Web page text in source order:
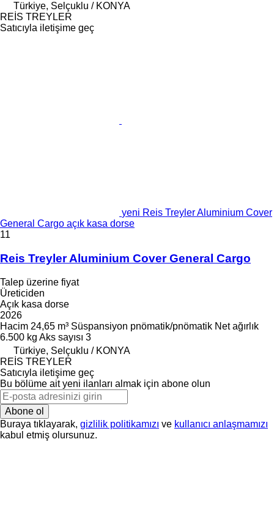
Türkiye, Selçuklu / KONYA
REİS TREYLER
Satıcıyla iletişime geç
yeni Reis Treyler Aluminium Cover
General Cargo açık kasa dorse
11
Reis Treyler Aluminium Cover General Cargo
Talep üzerine fiyat
Üreticiden
Açık kasa dorse
2026
Hacim 24,65 m³ Süspansiyon pnömatik/pnömatik Net ağırlık
6.500 kg Aks sayısı 3
Türkiye, Selçuklu / KONYA
REİS TREYLER
Satıcıyla iletişime geç
Bu bölüme ait yeni ilanları almak için abone olun
Abone ol
Buraya tıklayarak, gizlilik politikamızı ve kullanıcı anlaşmamızı
kabul etmiş olursunuz.